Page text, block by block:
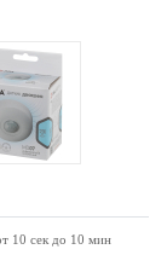
10 сек до 10 мин